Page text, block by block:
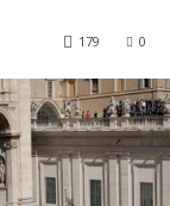
0
179